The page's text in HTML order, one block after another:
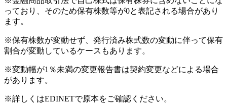
っており、そのため保有株数等が0と表記される場合があり
ます。
※保有株数が変動せず、発行済み株式数の変動に伴って保有
割合が変動しているケースもあります。
※変動幅が1％未満の変更報告書は契約変更などによる場合
があります。
※詳しくはEDINETで原本をご確認ください。